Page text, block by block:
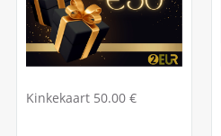
Kinkekaart 50.00 €